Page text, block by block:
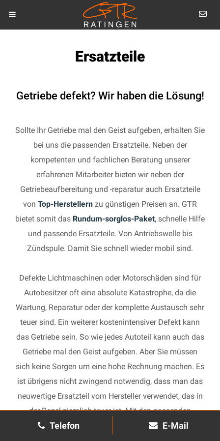
Telefon E-Mail
Ersatzteile
Getriebe defekt? Wir haben die Lösung!
Sollte Ihr Getriebe mal den Geist aufgeben, erhalten Sie
bei uns die passenden Ersatzteile. Neben der
kompetenten und fachlichen Beratung unserer
erfahrenen Mitarbeiter bieten wir neben der
Getriebeaufbereitung und -reparatur auch Ersatzteile
von Top-Herstellern zu günstigen Preisen an. GTR
bietet somit das Rundum-sorglos-Paket, schnelle Hilfe
und passende Ersatzteile. Von Antriebswelle bis
Zündspule. Damit Sie schnell wieder mobil sind.
Defekte Lichtmaschinen oder Motorschäden sind für
Autobesitzer oft eine absolute Katastrophe, da die
Wartung, Reparatur oder der komplette Austausch sehr
teuer sind. Ein weiterer kostenintensiver Defekt kann
das Getriebe sein. So wie jedes Autoteil kann auch das
Getriebe mal den Geist aufgeben. Aber Sie müssen
sich keine Sorgen um eine hohe Rechnung machen. Es
ist übrigens nicht zwingend notwendig, dass man das
neuwertige Ersatzteil vom Hersteller verwendet, das in
der Regel ziemlich teuer ist. Mit den passenden
Ersatzteilen kann jedes gebrauchte Getriebe schnell